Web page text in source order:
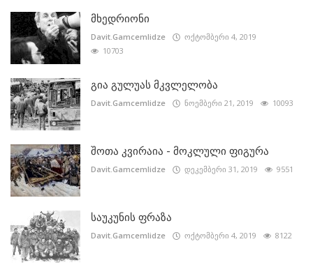
მხედრიონი
Davit.Gamcemlidze
ოქტომბერი 4, 2019
10703
გია გულუას მკვლელობა
Davit.Gamcemlidze ნოემბერი 21, 2019 10093
შოთა კვირაია - მოკლული ფიგურა
Davit.Gamcemlidze დეკემბერი 31, 2019 9551
საუკუნის ფრაზა
Davit.Gamcemlidze ოქტომბერი 4, 2019 8122